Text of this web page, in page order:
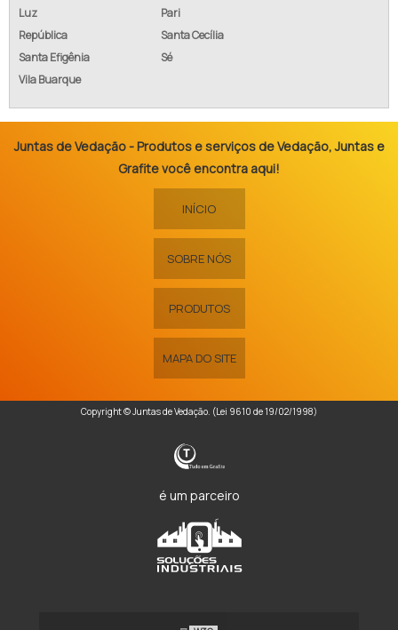
Luz
Pari
República
Santa Cecília
Santa Efigênia
Sé
Vila Buarque
Juntas de Vedação - Produtos e serviços de Vedação, Juntas e
Grafite você encontra aqui!
INÍCIO
SOBRE NÓS
PRODUTOS
MAPA DO SITE
Copyright © Juntas de Vedação. (Lei 9610 de 19/02/1998)
é um parceiro